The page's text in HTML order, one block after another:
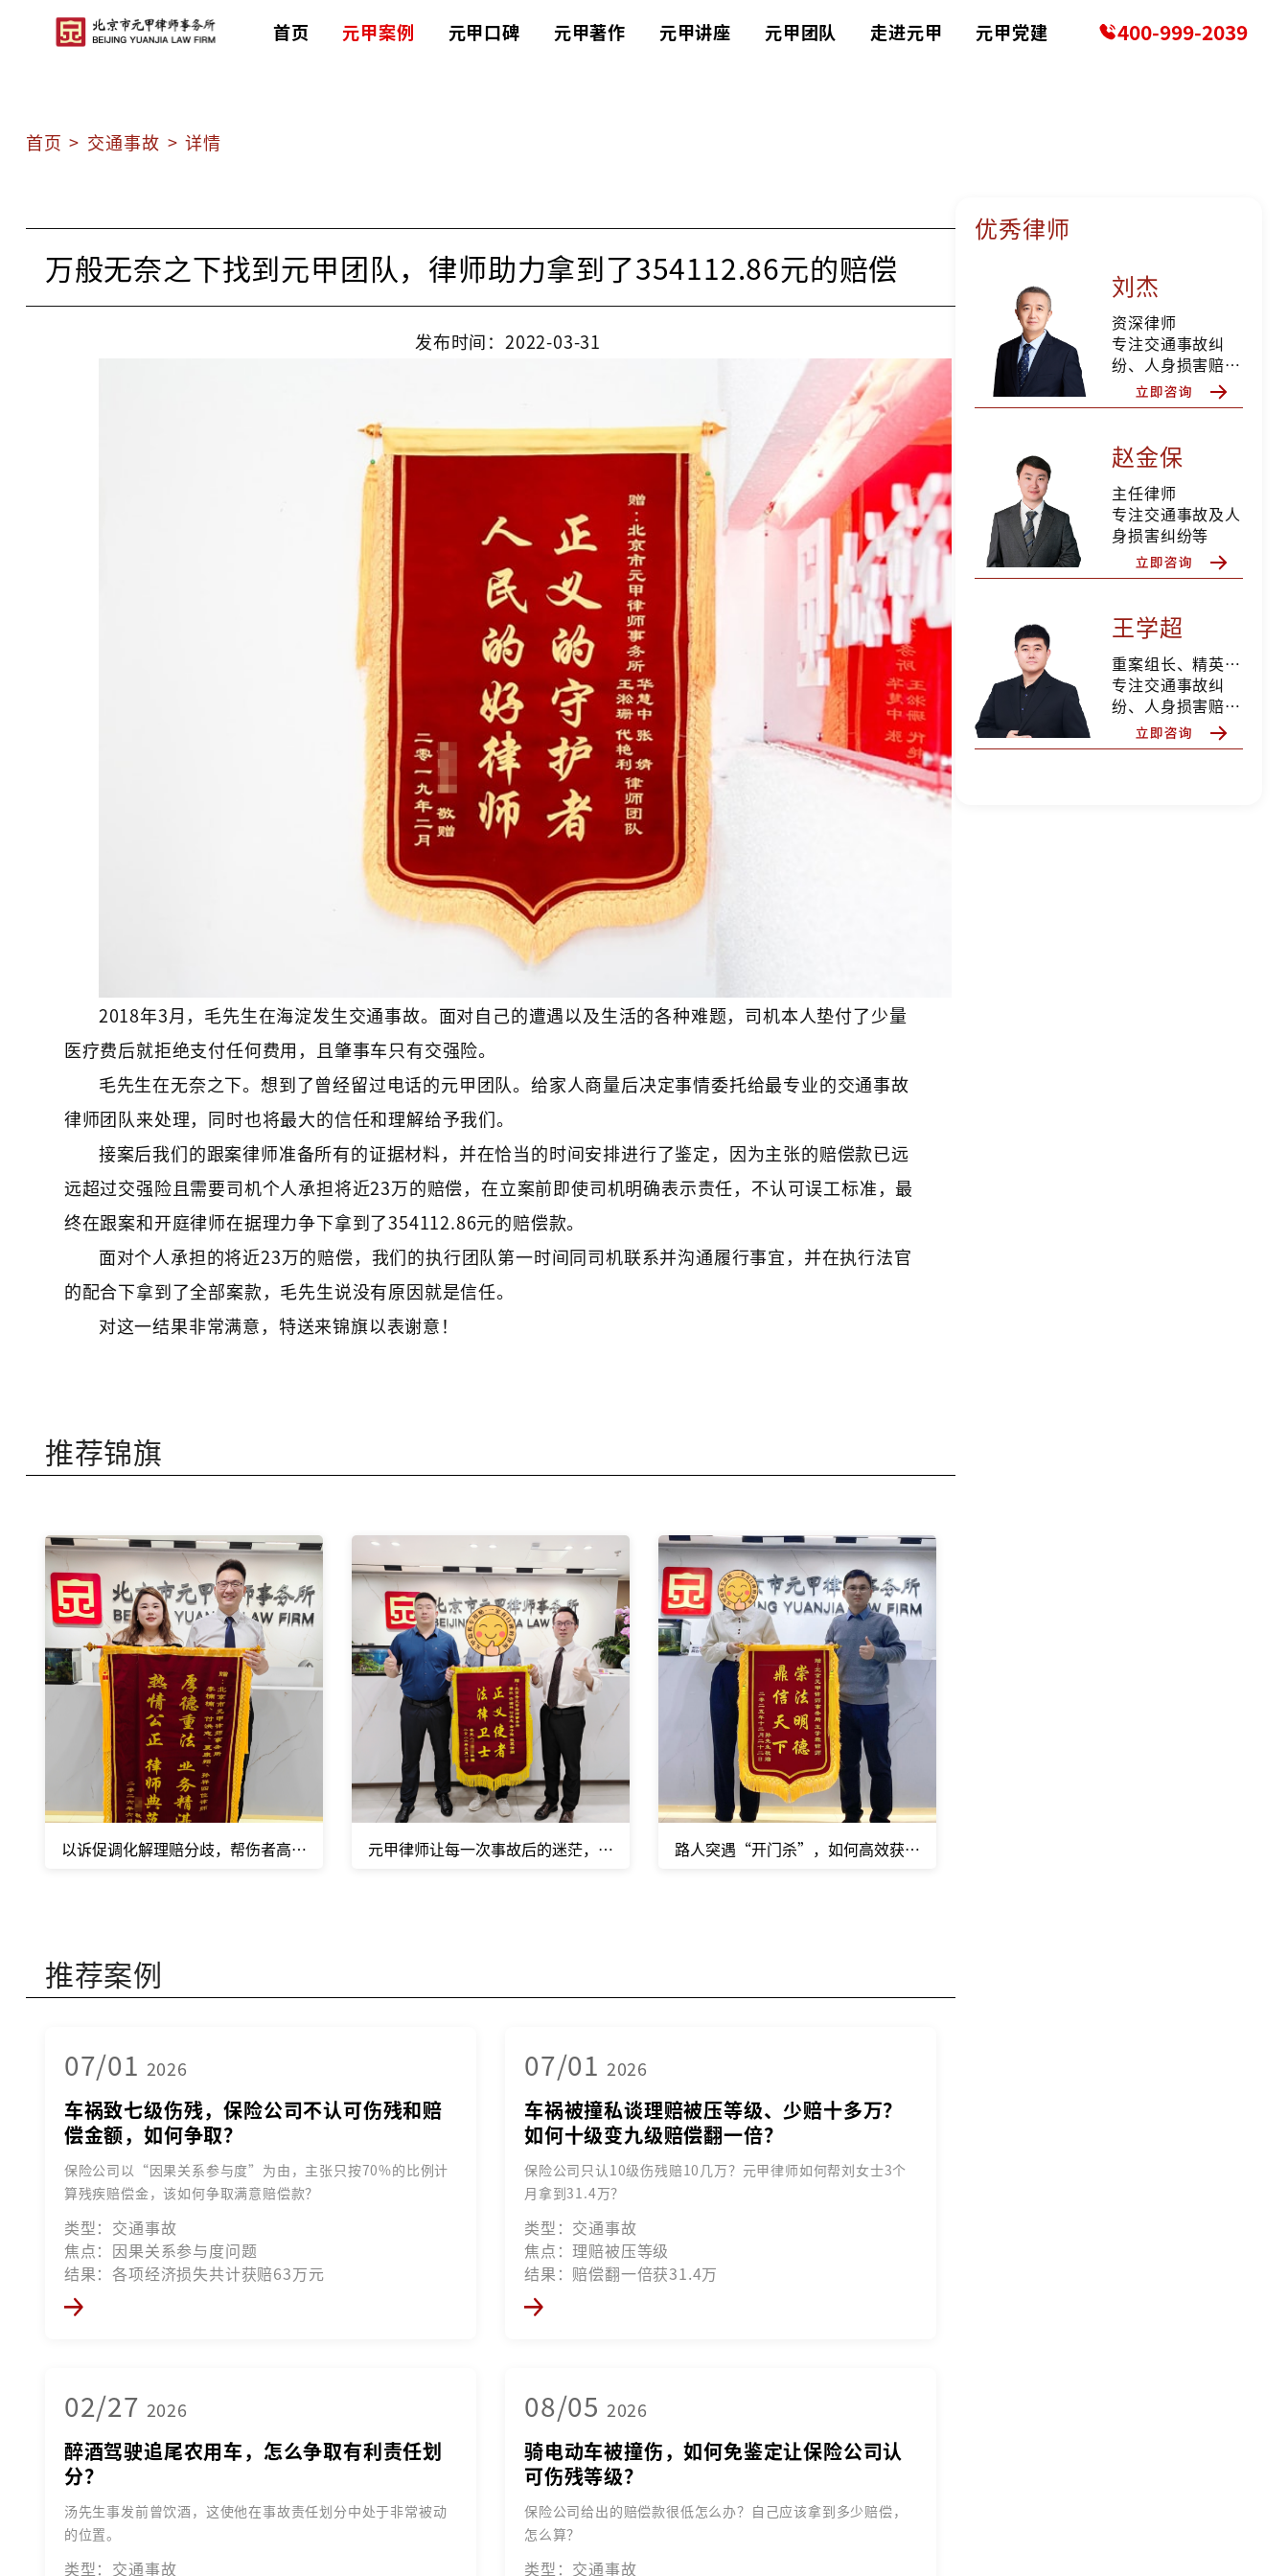
首页 元甲案例 元甲口碑 元甲著作 元甲讲座 元甲团队 走进元甲 元甲党建 400-999-2039
首页 > 交通事故 > 详情
万般无奈之下找到元甲团队，律师助力拿到了354112.86元的赔偿
发布时间：2022-03-31
2018年3月，毛先生在海淀发生交通事故。面对自己的遭遇以及生活的各种难题，司机本人垫付了少量
医疗费后就拒绝支付任何费用，且肇事车只有交强险。
毛先生在无奈之下。想到了曾经留过电话的元甲团队。给家人商量后决定事情委托给最专业的交通事故
律师团队来处理，同时也将最大的信任和理解给予我们。
接案后我们的跟案律师准备所有的证据材料，并在恰当的时间安排进行了鉴定，因为主张的赔偿款已远
远超过交强险且需要司机个人承担将近23万的赔偿，在立案前即使司机明确表示责任，不认可误工标准，最
终在跟案和开庭律师在据理力争下拿到了354112.86元的赔偿款。
面对个人承担的将近23万的赔偿，我们的执行团队第一时间同司机联系并沟通履行事宜，并在执行法官
的配合下拿到了全部案款，毛先生说没有原因就是信任。
对这一结果非常满意，特送来锦旗以表谢意！
推荐锦旗
以诉促调化解理赔分歧，帮伤者高效拿到合理赔款。元甲律师让每一次事故后的迷茫，都变成“钱到账”的踏实路人突遇“开门杀”，如何高效获得赔偿？
推荐案例
07/01 2026
车祸致七级伤残，保险公司不认可伤残和赔
偿金额，如何争取？
保险公司以“因果关系参与度”为由，主张只按70%的比例计
算残疾赔偿金，该如何争取满意赔偿款？
类型：交通事故
焦点：因果关系参与度问题
结果：各项经济损失共计获赔63万元
07/01 2026
车祸被撞私谈理赔被压等级、少赔十多万？
如何十级变九级赔偿翻一倍？
保险公司只认10级伤残赔10几万？元甲律师如何帮刘女士3个
月拿到31.4万？
类型：交通事故
焦点：理赔被压等级
结果：赔偿翻一倍获31.4万
02/27 2026
醉酒驾驶追尾农用车，怎么争取有利责任划
分？
汤先生事发前曾饮酒，这使他在事故责任划分中处于非常被动
的位置。
类型：交通事故
08/05 2026
骑电动车被撞伤，如何免鉴定让保险公司认
可伤残等级？
保险公司给出的赔偿款很低怎么办？自己应该拿到多少赔偿，
怎么算？
类型：交通事故
优秀律师
刘杰
资深律师
专注交通事故纠
纷、人身损害赔偿
赵金保
主任律师
专注交通事故及人
身损害纠纷等
王学超
重案组长、精英律师
专注交通事故纠
纷、人身损害赔
偿、合同纠纷、婚
姻家事等